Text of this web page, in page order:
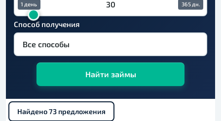
1 день 365 дн.
Способ получения
Найти займы
Найдено 73 предложения